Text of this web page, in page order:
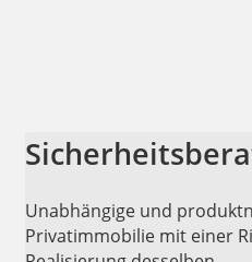
Unabhängige und
Privatimmobilie mit einer